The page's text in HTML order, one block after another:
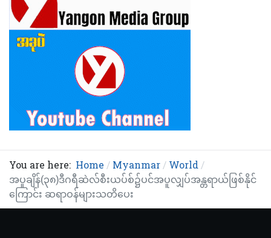
You are here: Home Myanmar
World
အပူချိန်(၃၈)ဒီဂရီဆဲလ်စီးယပ်စ်၌ပင်အပူလျှပ်အန္တရာယ်ဖြစ်နိုင်
ကြောင်း ဆရာဝန်များသတိပေး